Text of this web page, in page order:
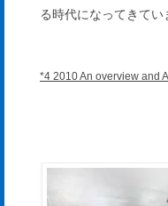
る時代になってきてい
*4 2010 An overview and